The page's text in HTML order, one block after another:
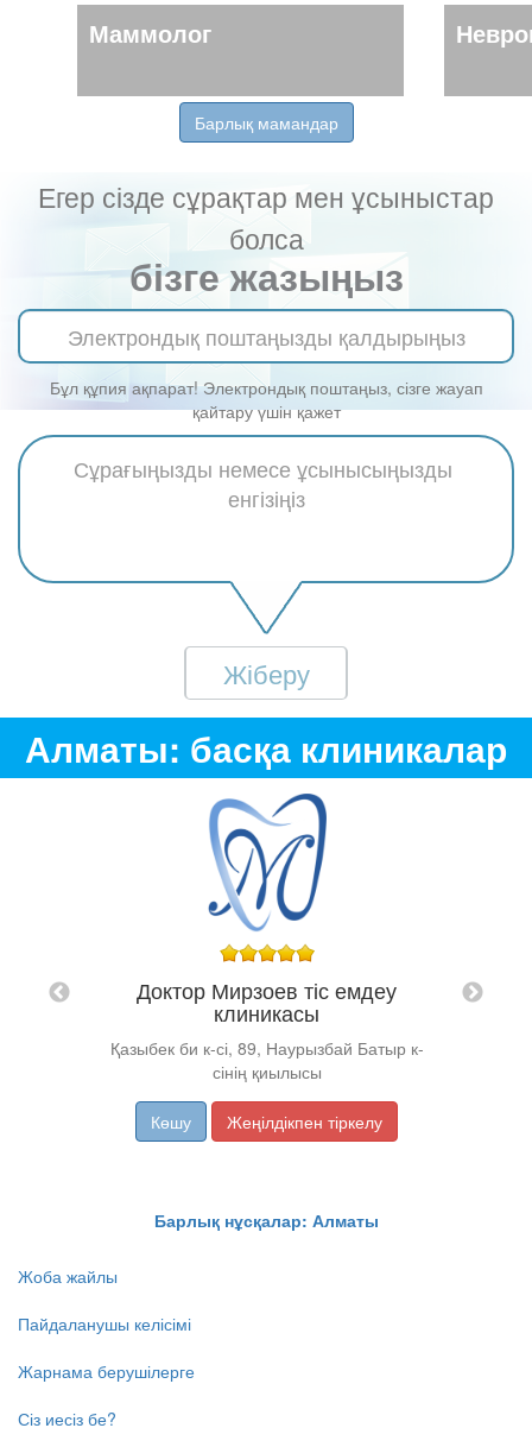
Маммолог
Барлық мамандар
Егер сізде сұрақтар мен ұсыныстар
болса
бізге жазыңыз
Бұл құпия ақпарат! Электрондық поштаңыз, сізге жауап
қайтару үшін қажет
Жіберу
Алматы: басқа клиникалар
Доктор Мирзоев тіс емдеу
клиникасы
Қазыбек би к-сі, 89, Наурызбай Батыр к-
сінің қиылысы
Көшу Жеңілдікпен тіркелу
Барлық нұсқалар: Алматы
Жоба жайлы
Пайдаланушы келісімі
Жарнама берушілерге
Сіз иесіз бе?